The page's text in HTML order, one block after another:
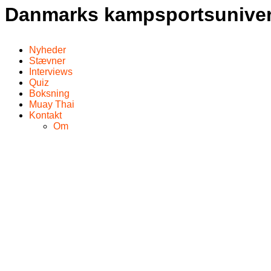
Danmarks
Nyheder
Stævner
Interviews
Quiz
Boksning
Muay Thai
Kontakt
Om